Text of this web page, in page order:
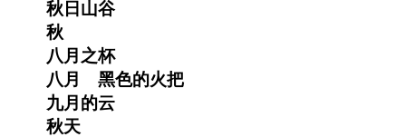
秋日山谷
秋
八月之杯
八月 黑色的火把
九月的云
秋天